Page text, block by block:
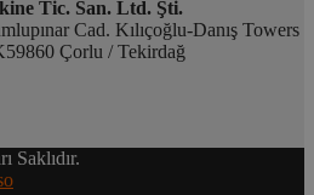
Tic. San. Ltd. Şti.
Cad. Kılıçoğlu-Danış Towers
Çorlu / Tekirdağ
Saklıdır.